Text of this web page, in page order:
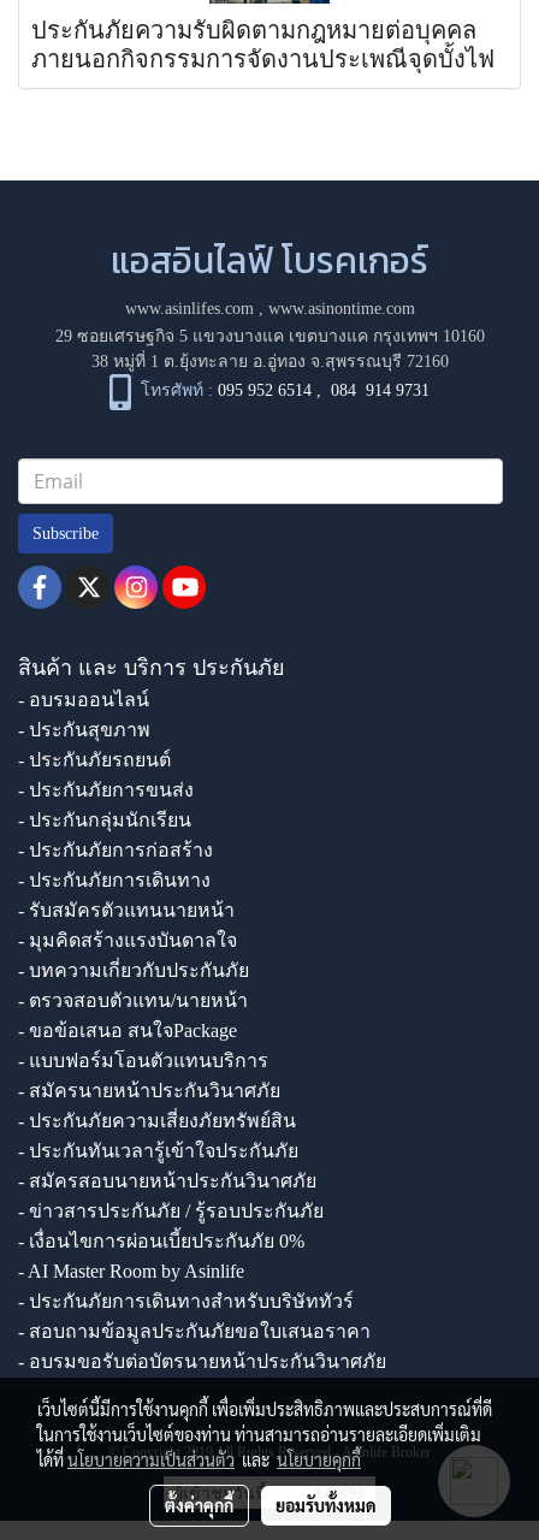
ประกันภัยความรับผิดตามกฎหมายต่อบุคคล
ภายนอกกิจกรรมการจัดงานประเพณีจุดบั้งไฟ
แอสอินไลฟ์ โบรคเกอร์
www.asinlifes.com, www.asinontime.com
29 ซอยเศรษฐกิจ 5 แขวงบางแค เขตบางแค กรุงเทพฯ 10160
38 หมู่ที่ 1 ต.ยุ้งทะลาย อ.อู่ทอง จ.สุพรรณบุรี 72160
โทรศัพท์ : 095 952 6514 ,084 914 9731
Subscribe
สินค้า และ บริการ ประกันภัย
- อบรมออนไลน์
- ประกันสุขภาพ
- ประกันภัยรถยนต์
- ประกันภัยการขนส่ง
- ประกันกลุ่มนักเรียน
- ประกันภัยการก่อสร้าง
- ประกันภัยการเดินทาง
- รับสมัครตัวแทนนายหน้า
- มุมคิดสร้างแรงบันดาลใจ
- บทความเกี่ยวกับประกันภัย
- ตรวจสอบตัวแทน/นายหน้า
- ขอข้อเสนอ สนใจPackage
- แบบฟอร์มโอนตัวแทนบริการ
- สมัครนายหน้าประกันวินาศภัย
- ประกันภัยความเสี่ยงภัยทรัพย์สิน
- ประกันทันเวลารู้เข้าใจประกันภัย
- สมัครสอบนายหน้าประกันวินาศภัย
- ข่าวสารประกันภัย / รู้รอบประกันภัย
- เงื่อนไขการผ่อนเบี้ยประกันภัย 0%
- AI Master Room by Asinlife
- ประกันภัยการเดินทางสำหรับบริษัททัวร์
- สอบถามข้อมูลประกันภัยขอใบเสนอราคา
- อบรมขอรับต่อบัตรนายหน้าประกันวินาศภัย
© Copyright 2019 All Rights Reserved - Asinlife Broker
ผู้เข้าชมวันนี้ 14,893
เว็บไซต์นี้มีการใช้งานคุกกี้ เพื่อเพิ่มประสิทธิภาพและประสบการณ์ที่ดี
ในการใช้งานเว็บไซต์ของท่าน ท่านสามารถอ่านรายละเอียดเพิ่มเติม
ได้ที่นโยบายความเป็นส่วนตัว และนโยบายคุกกี้
ตั้งค่าคุกกี้ ยอมรับทั้งหมด